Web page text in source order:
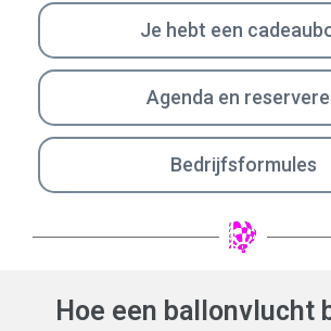
Je hebt een
Agenda en
Bedrijfsformules
Hoe een ballonvlucht